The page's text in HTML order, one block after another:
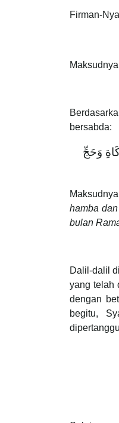
Firman-
bersabda:
وَحَجِّ
hamba
bulan
Dalil-dalil
yang telah
dengan
begitu,